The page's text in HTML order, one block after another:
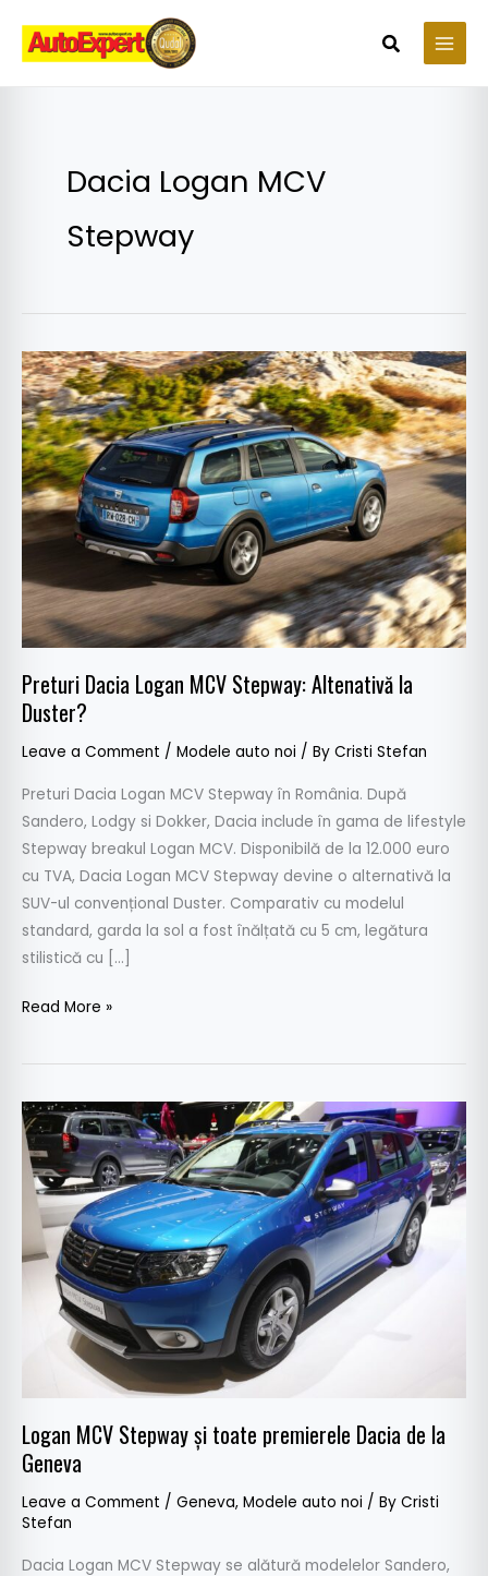
content
Search
Dacia Logan MCV
Stepway
Preturi Dacia Logan MCV Stepway: Altenativă la
Duster?
Leave a Comment / Modele auto noi / By Cristi Stefan
Preturi Dacia Logan MCV Stepway în România. După
Sandero, Lodgy si Dokker, Dacia include în gama de lifestyle
Stepway breakul Logan MCV. Disponibilă de la 12.000 euro
cu TVA, Dacia Logan MCV Stepway devine o alternativă la
SUV-ul convențional Duster. Comparativ cu modelul
standard, garda la sol a fost înălțată cu 5 cm, legătura
stilistică cu […]
Preturi
Dacia
Logan
MCV
Stepway:
Altenativă
la
Read More »
Logan MCV Stepway și toate premierele Dacia de la
Geneva
Leave a Comment / Geneva, Modele auto noi / By Cristi
Stefan
Dacia Logan MCV Stepway se alătură modelelor Sandero,
Logan
MCV
Stepway
toate
premierele
Dacia
Geneva